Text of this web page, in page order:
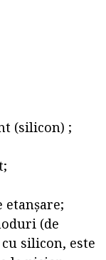
(silicon) ;
etanșare;
(de
silicon, este